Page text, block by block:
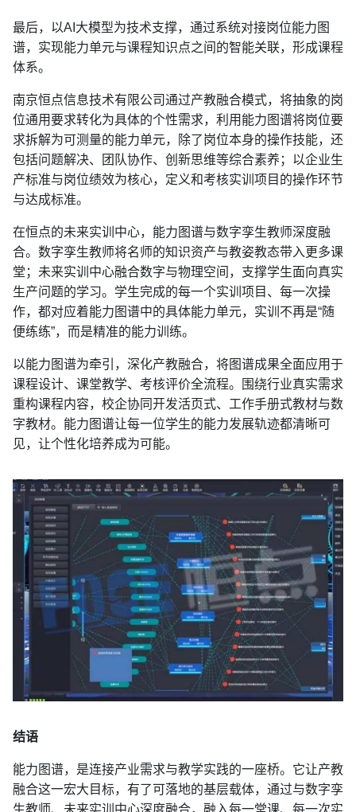
最后，以AI大模型为技术支撑，通过系统对接岗位能力图
谱，实现能力单元与课程知识点之间的智能关联，形成课程
体系。
南京恒点信息技术有限公司通过产教融合模式，将抽象的岗
位通用要求转化为具体的个性需求，利用能力图谱将岗位要
求拆解为可测量的能力单元，除了岗位本身的操作技能，还
包括问题解决、团队协作、创新思维等综合素养；以企业生
产标准与岗位绩效为核心，定义和考核实训项目的操作环节
与达成标准。
在恒点的未来实训中心，能力图谱与数字孪生教师深度融
合。数字孪生教师将名师的知识资产与教姿教态带入更多课
堂；未来实训中心融合数字与物理空间，支撑学生面向真实
生产问题的学习。学生完成的每一个实训项目、每一次操
作，都对应着能力图谱中的具体能力单元，实训不再是“随
便练练”，而是精准的能力训练。
以能力图谱为牵引，深化产教融合，将图谱成果全面应用于
课程设计、课堂教学、考核评价全流程。围绕行业真实需求
重构课程内容，校企协同开发活页式、工作手册式教材与数
字教材。能力图谱让每一位学生的能力发展轨迹都清晰可
见，让个性化培养成为可能。
结语
能力图谱，是连接产业需求与教学实践的一座桥。它让产教
融合这一宏大目标，有了可落地的基层载体，通过与数字孪
生教师、未来实训中心深度融合，融入每一堂课、每一次实